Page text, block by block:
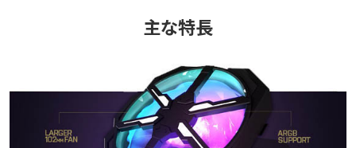
主な特長